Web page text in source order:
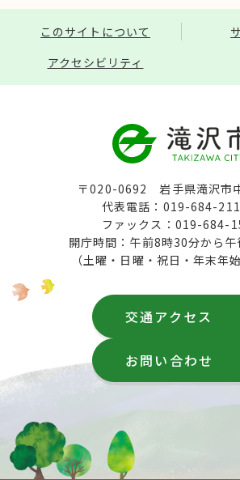
このサイトについて
アクセシビリティ
〒020-0692 岩手県滝沢市
代表電話：019-684-
ファックス：019-684-
開庁時間：午前8時30分から午
（土曜・日曜・祝日・年末年
交通アクセス
お問い合わせ